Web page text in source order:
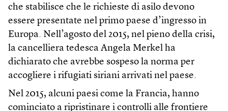
che stabilisce che le richieste di asilo devono
essere presentate nel primo paese d’ingresso in
Europa. Nell’agosto del 2015, nel pieno della crisi,
la cancelliera tedesca Angela Merkel ha
dichiarato che avrebbe sospeso la norma per
accogliere i rifugiati siriani arrivati nel paese.
Nel 2015, alcuni paesi come la Francia, hanno
cominciato a ripristinare i controlli alle frontiere